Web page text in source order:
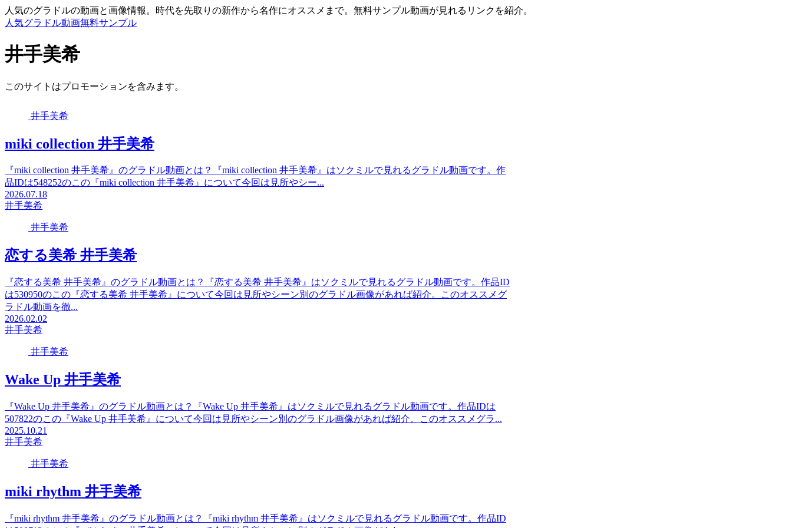
人気のグラドルの動画と画像情報。時代を先取りの新作から名作にオススメまで。無料サンプル動画が見れるリンクを紹介。
人気グラドル動画無料サンプル
井手美希
このサイトはプロモーションを含みます。
井手美希
miki collection 井手美希
『miki collection 井手美希』のグラドル動画とは？『miki collection 井手美希』はソクミルで見れるグラドル動画です。作
品IDは548252のこの『miki collection 井手美希』について今回は見所やシー...
2026.07.18
井手美希
井手美希
恋する美希 井手美希
『恋する美希 井手美希』のグラドル動画とは？『恋する美希 井手美希』はソクミルで見れるグラドル動画です。作品ID
は530950のこの『恋する美希 井手美希』について今回は見所やシーン別のグラドル画像があれば紹介。このオススメグ
ラドル動画を徹...
2026.02.02
井手美希
井手美希
Wake Up 井手美希
『Wake Up 井手美希』のグラドル動画とは？『Wake Up 井手美希』はソクミルで見れるグラドル動画です。作品IDは
507822のこの『Wake Up 井手美希』について今回は見所やシーン別のグラドル画像があれば紹介。このオススメグラ...
2025.10.21
井手美希
井手美希
miki rhythm 井手美希
『miki rhythm 井手美希』のグラドル動画とは？『miki rhythm 井手美希』はソクミルで見れるグラドル動画です。作品ID